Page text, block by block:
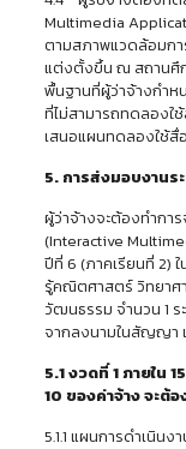
Multimedia
ตามสภาพแวดล้อมก
แต่งตั้งขึ้น ณ สถานศึ
พื้นฐานที่ผู้ว่าจ้างกำห
ที่ไม่สามารถทดลองใ
เสนอแผนทดลองใช้สื่
5. การส่งมอบงานระ
ผู้ว่าจ้างจะต้องทำกา
(Interactive
ปีที่ 6 (ภาคเรียนที่ 2) ใ
รู้คณิตศาสตร์ วิทยาศ
วัฒนธรรม จำนวน 1
จากลงนามในสัญญา
5.1งวดที่1 ภายใน
10 ของค่าจ้าง จะ
5.1.1 แผนการดำเนิน